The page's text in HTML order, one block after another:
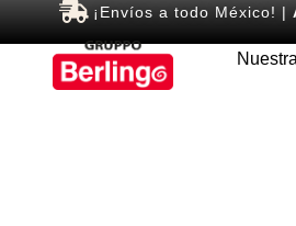
¡Envíos a todo México! |